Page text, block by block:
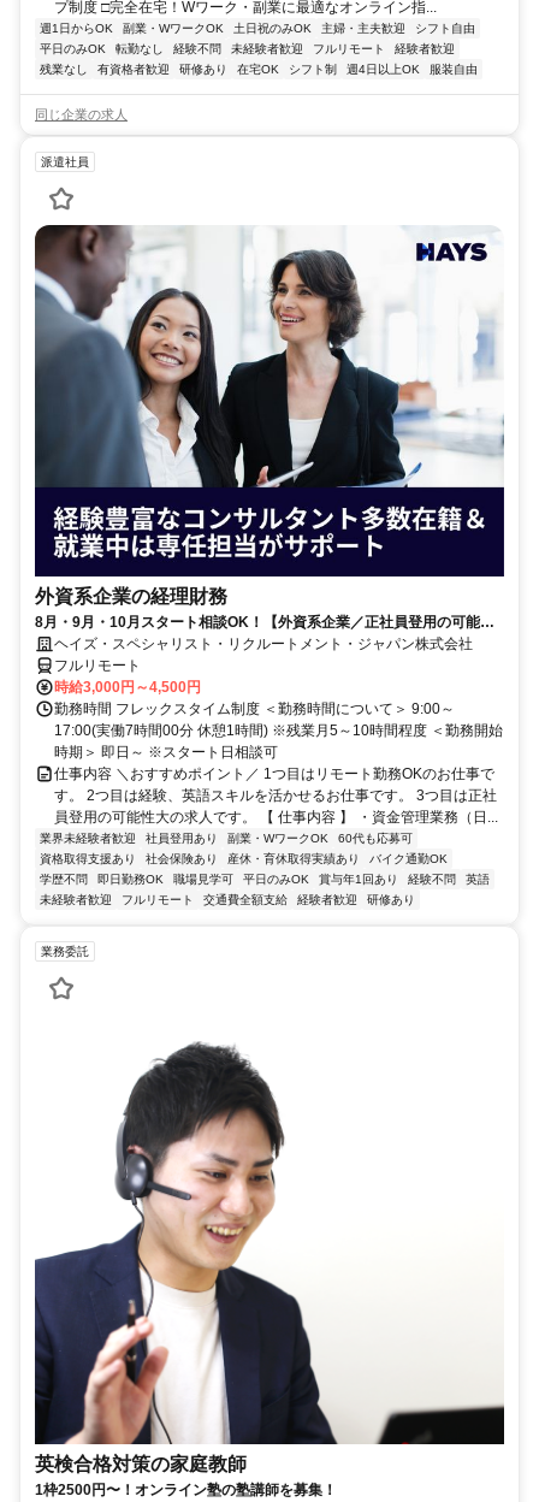
プ制度 □完全在宅！Wワーク・副業に最適なオンライン指...
週1日からOK 副業・WワークOK 土日祝のみOK 主婦・主夫歓迎
シフト自由
平日のみOK
転勤なし 経験不問 未経験者歓迎 フルリモート
経験者歓迎
残業なし
有資格者歓迎 研修あり 在宅OK シフト制 週4日以上OK 服装自由
同じ企業の求人
派遣社員
外資系企業の経理財務
8月・9月・10月スタート相談OK！【外資系企業／正社員登用の可能性
大／700万～800万／リモート勤務OK】経理財務
ヘイズ・スペシャリスト・リクルートメント・ジャパン株式会社
フルリモート
時給3,000円～4,500円
勤務時間 フレックスタイム制度 ＜勤務時間について＞ 9:00～
17:00(実働7時間00分 休憩1時間) ※残業月5～10時間程度 ＜勤務開始
時期＞ 即日～ ※スタート日相談可
仕事内容 ＼おすすめポイント／ 1つ目はリモート勤務OKのお仕事で
す。 2つ目は経験、英語スキルを活かせるお仕事です。 3つ目は正社
員登用の可能性大の求人です。 【 仕事内容 】 ・資金管理業務（日...
業界未経験者歓迎 社員登用あり 副業・WワークOK
60代も応募可
資格取得支援あり
社会保険あり 産休・育休取得実績あり
バイク通勤OK
学歴不問
即日勤務OK 職場見学可 平日のみOK 賞与年1回あり 経験不問
英語
未経験者歓迎
フルリモート 交通費全額支給 経験者歓迎 研修あり
業務委託
英検合格対策の家庭教師
1枠2500円〜！オンライン塾の塾講師を募集！